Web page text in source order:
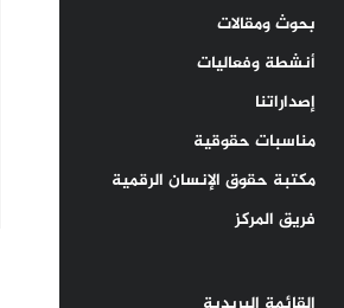
بحوث ومقالات
أنشطة وفعاليات
إصداراتنا
مناسبات حقوقية
مكتبة حقوق الإنسان الرقمية
فريق المركز